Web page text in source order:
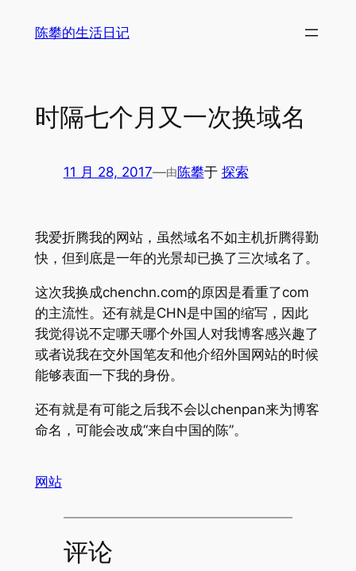
陈攀的生活日记
时隔七个月又一次换域名
11 月 28, 2017—由陈攀于 探索
我爱折腾我的网站，虽然域名不如主机折腾得勤
快，但到底是一年的光景却已换了三次域名了。
这次我换成chenchn.com的原因是看重了com
的主流性。还有就是CHN是中国的缩写，因此
我觉得说不定哪天哪个外国人对我博客感兴趣了
或者说我在交外国笔友和他介绍外国网站的时候
能够表面一下我的身份。
还有就是有可能之后我不会以chenpan来为博客
命名，可能会改成“来自中国的陈”。
网站
评论